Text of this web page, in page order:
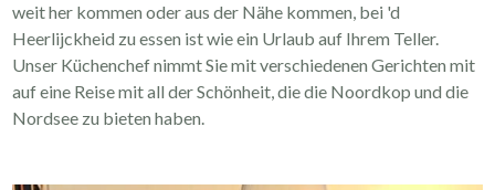
weit her kommen oder aus der Nähe kommen, bei 'd
Heerlijckheid zu essen ist wie ein Urlaub auf Ihrem Teller.
Unser Küchenchef nimmt Sie mit verschiedenen Gerichten mit
auf eine Reise mit all der Schönheit, die die Noordkop und die
Nordsee zu bieten haben.